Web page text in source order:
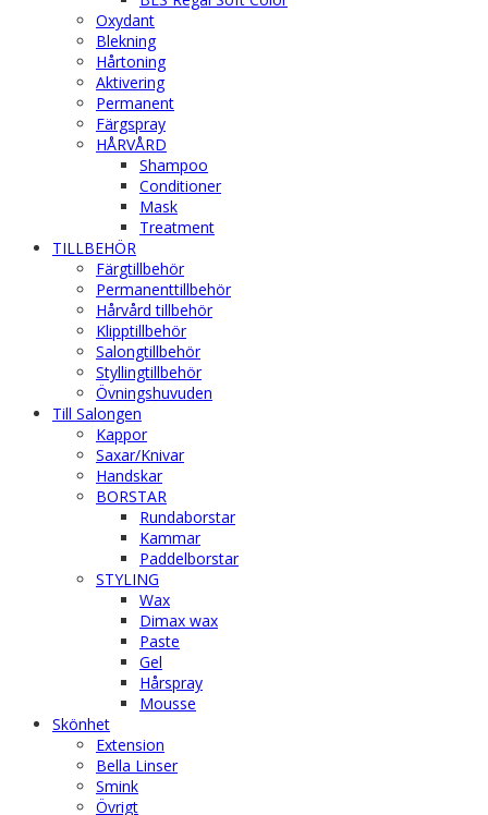
Oxydant
Blekning
Hårtoning
Aktivering
Permanent
Färgspray
HÅRVÅRD
Shampoo
Conditioner
Mask
Treatment
TILLBEHÖR
Färgtillbehör
Permanenttillbehör
Hårvård tillbehör
Klipptillbehör
Salongtillbehör
Styllingtillbehör
Övningshuvuden
Till Salongen
Kappor
Saxar/Knivar
Handskar
BORSTAR
Rundaborstar
Kammar
Paddelborstar
STYLING
Wax
Dimax wax
Paste
Gel
Hårspray
Mousse
Skönhet
Extension
Bella Linser
Smink
Övrigt